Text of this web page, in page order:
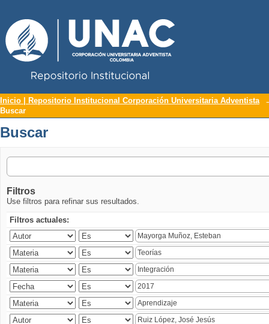
Buscar
Inicio | Repositorio Institucional Corporación Universitaria Adventista
Buscar
Buscar
Filtros
Use filtros para refinar sus resultados.
Filtros actuales: